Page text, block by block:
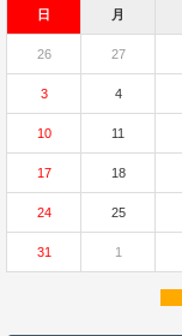
日 月
26 27
3 4
10 11
17 18
24 25
31 1